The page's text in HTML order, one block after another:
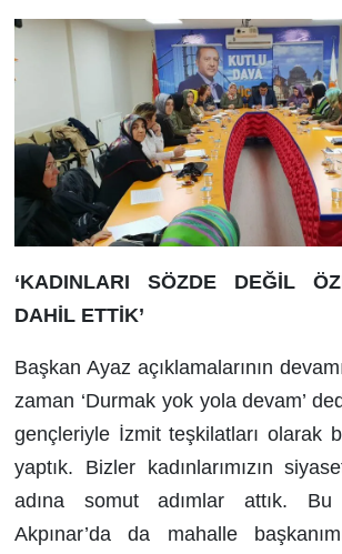
‘KADINLARI SÖZDE DEĞİL
DAHİL ETTİK’
Başkan Ayaz açıklamalarının
zaman ‘Durmak yok yola devam’
gençleriyle İzmit teşkilatları olarak
yaptık. Bizler kadınlarımızın
adına somut adımlar attık.
Akpınar’da da mahalle